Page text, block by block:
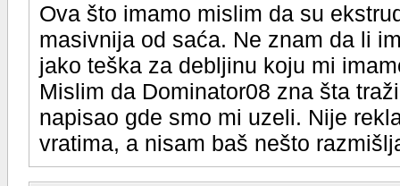
Ova što imamo mislim da su
masivnija od saća. Ne znam da li
jako teška za debljinu koju mi
Mislim da Dominator08 zna šta
napisao gde smo mi uzeli. Nije
vratima, a nisam baš nešto